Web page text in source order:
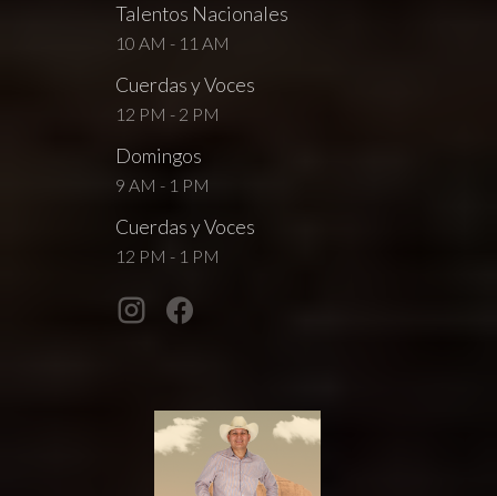
Talentos Nacionales
10 AM - 11 AM
Cuerdas y Voces
12 PM - 2 PM
Domingos
9 AM - 1 PM
Cuerdas y Voces
12 PM - 1 PM